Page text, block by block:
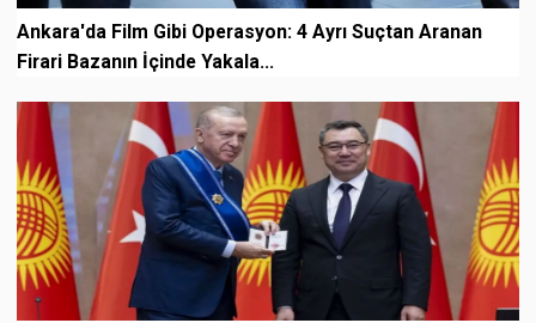
Ankara'da Film Gibi Operasyon: 4 Ayrı Suçtan Aranan
Firari Bazanın İçinde Yakala...